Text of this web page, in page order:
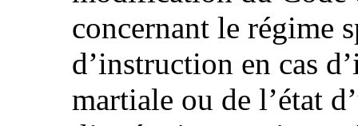
concernant le régime
d’instruction en cas
martiale ou de l’état